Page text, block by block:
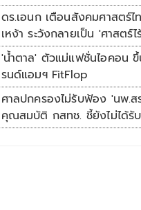
ดร.เอนก เตือนสังคมศาสตร์ไ
เหง้า ระวังกลายเป็น 'ศาสตร์
วิญญาณ'
'น้ำตาล' ตัวแม่แฟชั่นไอคอน
รนด์แอมฯ FitFlop
ศาลปกครองไม่รับฟ้อง 'นพ.
คุณสมบัติ กสทช. ชี้ยังไม่ได้รั
เดือดร้อนเสียหาย